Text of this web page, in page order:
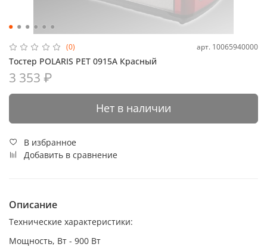
(0) арт. 10065940000
Тостер POLARIS PET 0915A Красный
3 353 ₽
Нет в наличии
В избранное
Добавить в сравнение
Описание
Технические характеристики:
Мощность, Вт - 900 Вт